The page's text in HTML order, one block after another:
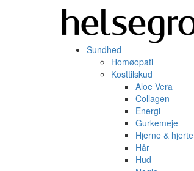
Sundhed
Homøopati
Kosttilskud
Aloe Vera
Collagen
Energi
Gurkemeje
Hjerne & hjerte
Hår
Hud